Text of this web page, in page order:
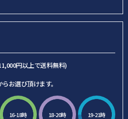
円以上で送料無料)
お選び頂けます。
16-18時 18-20時 19-21時